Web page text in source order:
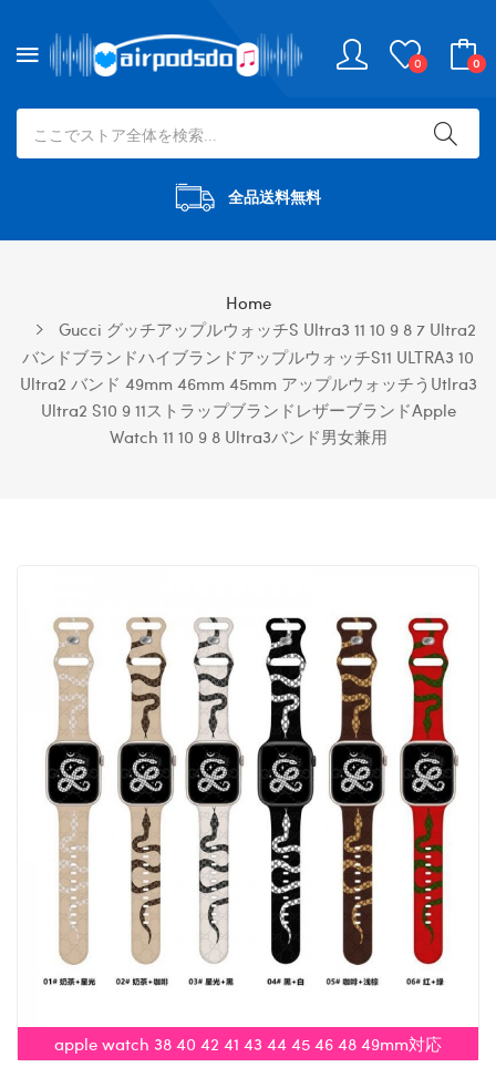
0 0
全品送料無料
Home
Gucci グッチアップルウォッチs Ultra3 11 10 9 8 7 Ultra2
バンドブランドハイブランドアップルウォッチs11 ULTRA3 10
Ultra2 バンド 49mm 46mm 45mm アップルウォッチうutlra3
Ultra2 S10 9 11ストラップブランドレザーブランドapple
Watch 11 10 9 8 Ultra3バンド男女兼用
apple watch 38 40 42 41 43 44 45 46 48 49mm対応